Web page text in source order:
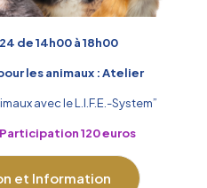
de 14h00 à 18h00
les animaux : Atelier
avec le L.I.F.E.-System”
Participation 120 euros
et Information